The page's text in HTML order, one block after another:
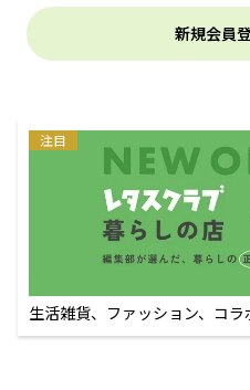
新規会員
注目
生活雑貨、ファッション、コ
えるECサイト